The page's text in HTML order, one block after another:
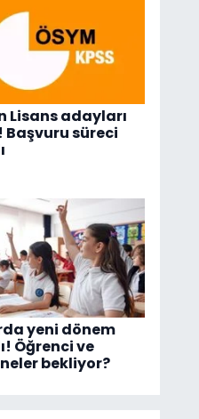
Lisans adayları
süreci
yeni dönem
Öğrenci ve
bekliyor?